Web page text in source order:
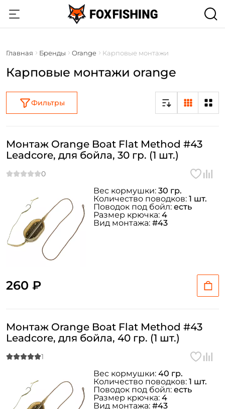
Главная Бренды Orange Карповые монтажи
Карповые монтажи orange
Фильтры
Монтаж Orange Boat Flat Method #43
Leadcore, для бойла, 30 гр. (1 шт.)
260 ₽
Вес кормушки: 30 гр.
Количество поводков: 1 шт.
Поводок под бойл: есть
Размер крючка: 4
Вид монтажа: #43
Монтаж Orange Boat Flat Method #43
Leadcore, для бойла, 40 гр. (1 шт.)
Вес кормушки: 40 гр.
Количество поводков: 1 шт.
Поводок под бойл: есть
Размер крючка: 4
Вид монтажа: #43